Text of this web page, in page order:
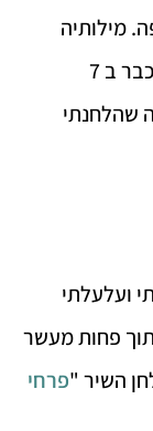
מילותיה
התאימו לא אחת לרגשותיי ומחשבותיי. וכבר ב 7
שהלחנתי
הייתי בת 16 וישבתי ועלעלתי
פחות מעשר
השיר "פרחי